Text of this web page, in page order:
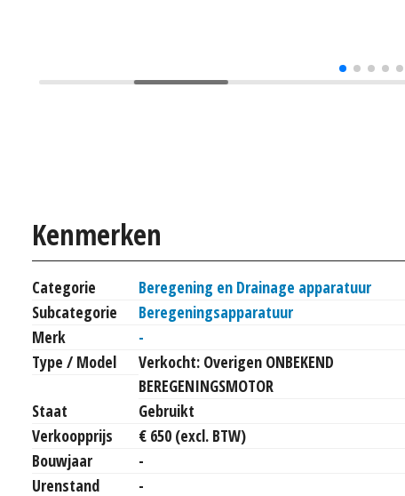
Kenmerken
Categorie
Beregening en Drainage apparatuur
Subcategorie
Beregeningsapparatuur
Merk
-
Type / Model
Verkocht: Overigen ONBEKEND
BEREGENINGSMOTOR
Staat
Gebruikt
Verkoopprijs
€ 650 (excl. BTW)
Bouwjaar
-
Urenstand
-